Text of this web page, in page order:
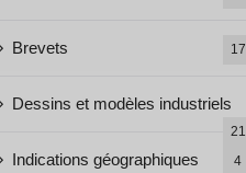
Brevets 17
Dessins et modèles industriels
21
Indications géographiques 4